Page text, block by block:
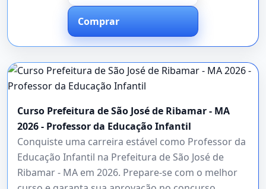
Comprar
Curso Prefeitura de São José de Ribamar - MA
2026 - Professor da Educação Infantil
Conquiste uma carreira estável como Professor da
Educação Infantil na Prefeitura de São José de
Ribamar - MA em 2026. Prepare-se com o melhor